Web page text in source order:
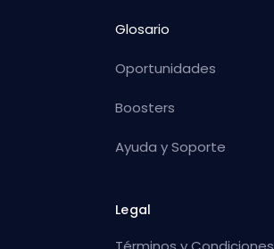
Glosario
Oportunidades
Boosters
Ayuda y Soporte
Legal